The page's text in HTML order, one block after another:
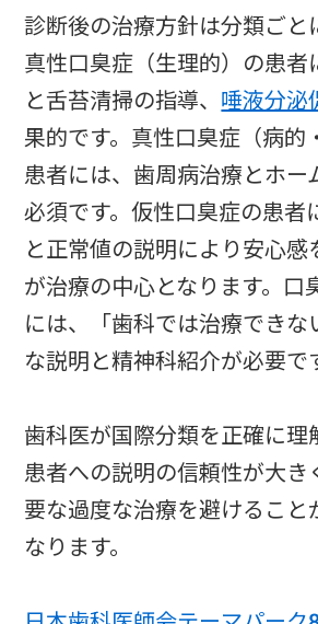
診断後の治療方針は分類ごと
真性口臭症（生理的）の患者
と舌苔清掃の指導、 唾液分泌
果的です。真性口臭症（病的
患者には、歯周病治療とホー
必須です。仮性口臭症の患者
と正常値の説明により安心感
が治療の中心となります。口
には、「歯科では治療できな
な説明と精神科紹介が必要で
歯科医が国際分類を正確に理
患者への説明の信頼性が大き
要な過度な治療を避けること
なります。